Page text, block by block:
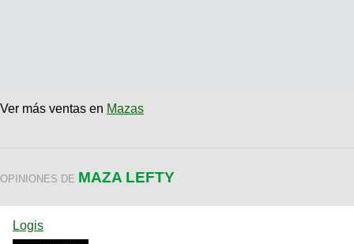
Ver más ventas en Mazas
OPINIONES DE MAZA LEFTY
Logis